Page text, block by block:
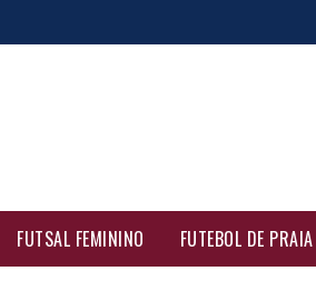
FUTSAL FEMININO FUTEBOL DE PRAIA